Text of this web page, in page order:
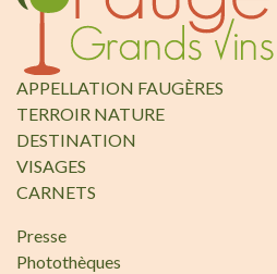
APPELLATION FAUGÈRES
TERROIR NATURE
DESTINATION
VISAGES
CARNETS
Presse
Photothèques